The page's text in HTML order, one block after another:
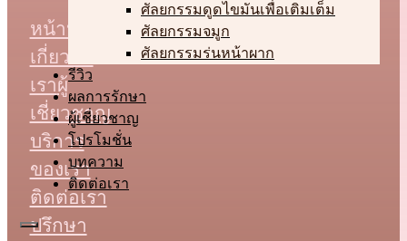
ศัลยกรรมดูดไขมันเพื่อเติมเต็ม
ศัลยกรรมจมูก
ศัลยกรรมร่นหน้าผาก
รีวิว
ผลการรักษา
ผู้เชี่ยวชาญ
โปรโมชั่น
บทความ
ติดต่อเรา
หน้าหลัก
เกี่ยวกับ
เราผู้
เชี่ยวชาญ
บริการ
ของเรา
ติดต่อเรา
ปรึกษา